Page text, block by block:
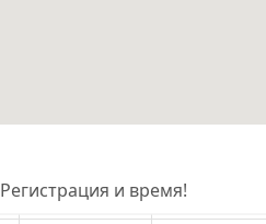
Регистрация и время!